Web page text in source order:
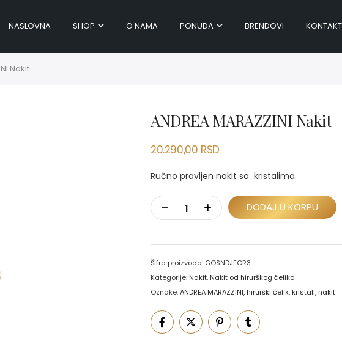
NASLOVNA SHOP O NAMA PONUDA BRENDOVI KONTAKT
Nakit
ANDREA MARAZZINI Nakit
20.290,00 RSD
Ručno pravljen nakit sa kristalima.
DODAJ U KORPU
Šifra proizvoda: GOSNDJECR3
Kategorije: Nakit, Nakit od hirurškog čelika
Oznake:ANDREA MARAZZINI, hirurški čelik, kristali, nakit